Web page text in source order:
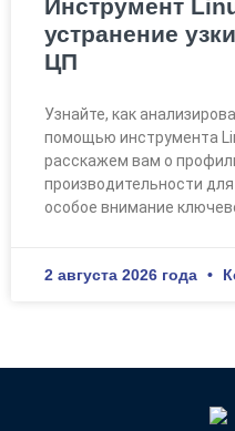
Инструмент
устранение
ЦП
Узнайте, как
помощью инструмента
расскажем вам о
производительности
особое внимание
2 августа 2026 года